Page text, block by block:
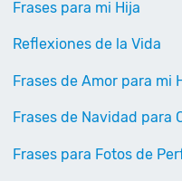
Frases para mi Hija
Reflexiones de la Vida
Frases de Amor para mi
Frases de Navidad para
Frases para Fotos de